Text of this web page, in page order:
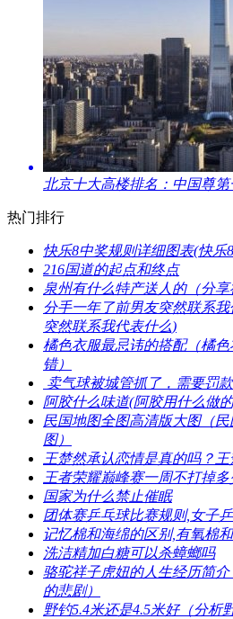
北京十大高楼排名：中国尊第
热门排行
快乐8中奖规则详细图表(快
​216国道的起点和终点
泉州有什么特产送人的（分享
分手一年了前男友突然联系
突然联系我代表什么)
橘色衣服最忌讳的搭配（橘
错）
卖气球被城管抓了，需要罚
阿胶什么味道(阿胶用什么做
民国地图全图高清版大图（
图）
王楚然承认恋情是真的吗？
王者荣耀巅峰赛一周不打掉
​国家为什么禁止催眠
团体赛乒乓球比赛规则,女子
记忆棉和海绵的区别,有氧棉
​洗洁精加白糖可以杀蟑螂吗
骆驼祥子虎妞的人生经历简
的悲剧）
野钓5.4米还是4.5米好（分析